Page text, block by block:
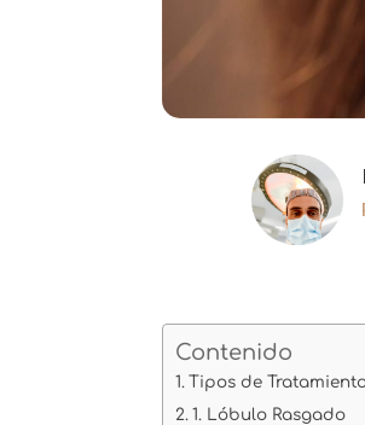
Contenido
Tipos de
1. Lóbulo Rasgado